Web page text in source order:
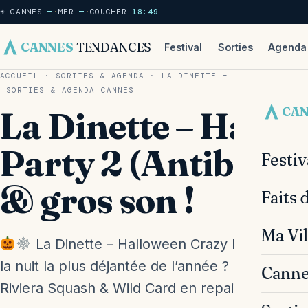
☀ CANNES— · MER— · COUCHER 18:49
CANNES TENDANCES Festival Sorties Agenda
Faits
Ma
ACCUEIL · SORTIES & AGENDA ·
LA DINETTE – HALLOWEEN
SORTIES & AGENDA
CANNES
La Dinette –
Party 2 (Antibes) :
& gros son !
La Dinette – Halloween Crazy Party 2 :
la nuit la plus déjantée de l’année ? Ce
Riviera Squash & Wild Card en repaire…